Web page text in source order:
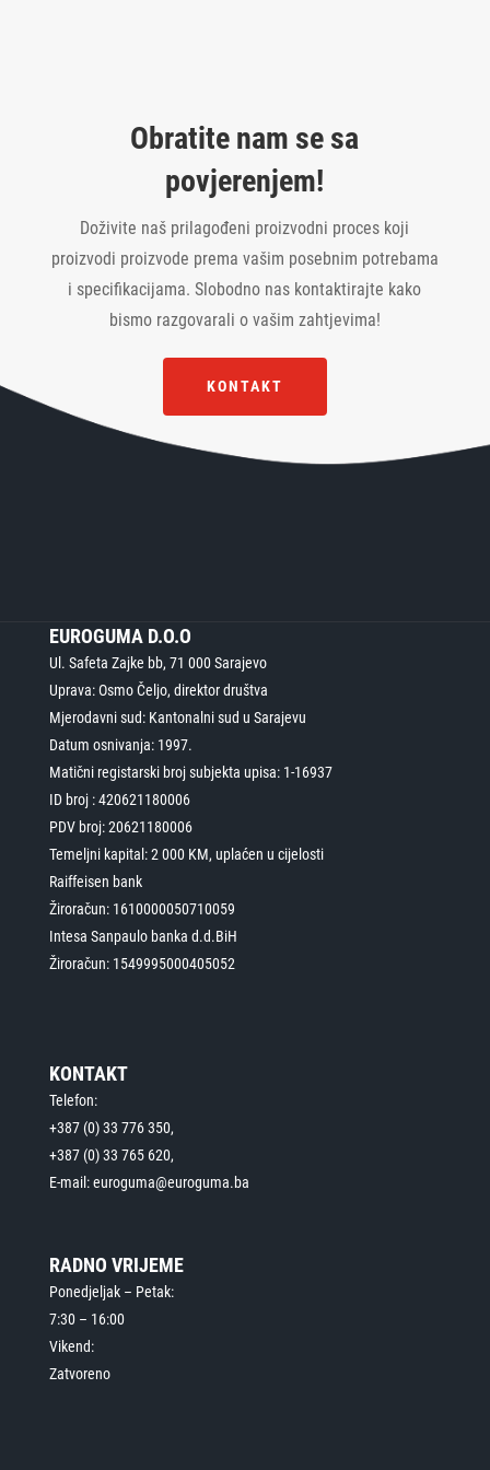
Obratite nam se sa
povjerenjem!
Doživite naš prilagođeni proizvodni proces koji
proizvodi proizvode prema vašim posebnim potrebama
i specifikacijama. Slobodno nas kontaktirajte kako
bismo razgovarali o vašim zahtjevima!
KONTAKT
EUROGUMA D.O.O
Ul. Safeta Zajke bb, 71 000 Sarajevo
Uprava: Osmo Čeljo, direktor društva
Mjerodavni sud: Kantonalni sud u Sarajevu
Datum osnivanja: 1997.
Matični registarski broj subjekta upisa: 1-16937
ID broj : 420621180006
PDV broj: 20621180006
Temeljni kapital: 2 000 KM, uplaćen u cijelosti
Raiffeisen bank
Žiroračun: 1610000050710059
Intesa Sanpaulo banka d.d.BiH
Žiroračun: 1549995000405052
KONTAKT
Telefon:
+387 (0) 33 776 350,
+387 (0) 33 765 620,
E-mail: euroguma@euroguma.ba
RADNO VRIJEME
Ponedjeljak – Petak:
7:30 – 16:00
Vikend:
Zatvoreno